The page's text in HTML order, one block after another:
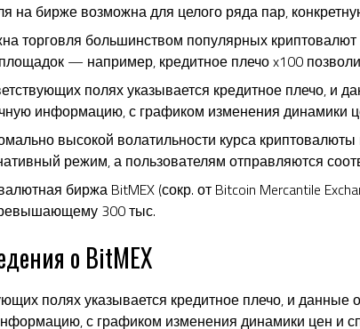
на бирже возможна для целого ряда пар,
торговля большинством популярных
— например, кредитное плечо x100
полях указывается кредитное плечо, и
информацию, с графиком изменения динамики
высокой волатильности курса
режим, а пользователям отправляются
биржа BitMEX (сокр. от Bitcoin Mercantile
300 тыс.
о BitMEX
полях указывается кредитное плечо, и данные
с графиком изменения динамики цен и